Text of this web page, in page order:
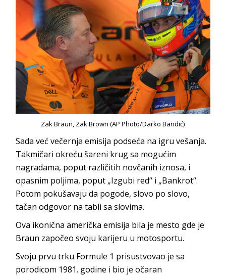
Zak Braun, Zak Brown (AP Photo/Darko Bandić)
Sada već večernja emisija podseća na igru vešanja.
Takmičari okreću šareni krug sa mogućim
nagradama, poput različitih novčanih iznosa, i
opasnim poljima, poput „Izgubi red“ i „Bankrot“.
Potom pokušavaju da pogode, slovo po slovo,
tačan odgovor na tabli sa slovima.
Ova ikonična američka emisija bila je mesto gde je
Braun započeo svoju karijeru u motosportu.
Svoju prvu trku Formule 1 prisustvovao je sa
porodicom 1981. godine i bio je očaran